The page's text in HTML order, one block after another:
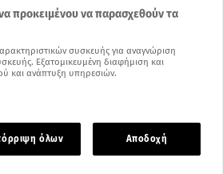
στο επίκεντρό του την Ινδία.
προκειμένου να παρασχεθούν τα
συσκευής για αναγνώριση
Εξατομικευμένη διαφήμιση και
και ανάπτυξη υπηρεσιών.
όλων Αποδοχή